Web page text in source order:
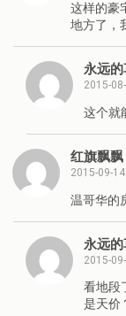
这样的豪
地方了，
永远
2015-
这个就
红旗飘飘
2015-09-14
温哥华的
永远
2015-
看地段
是天价